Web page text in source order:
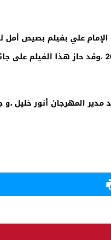
علي بفيلم بصيص أمل
بمدينة سلا في الفترة الممتدة بين 7
مدير المهرجان أنور